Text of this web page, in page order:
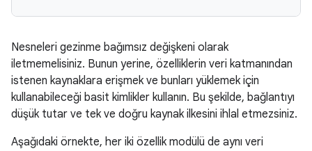
Nesneleri gezinme bağımsız değişkeni olarak
iletmemelisiniz. Bunun yerine, özelliklerin veri katmanından
istenen kaynaklara erişmek ve bunları yüklemek için
kullanabileceği basit kimlikler kullanın. Bu şekilde, bağlantıyı
düşük tutar ve tek ve doğru kaynak ilkesini ihlal etmezsiniz.
Aşağıdaki örnekte, her iki özellik modülü de aynı veri